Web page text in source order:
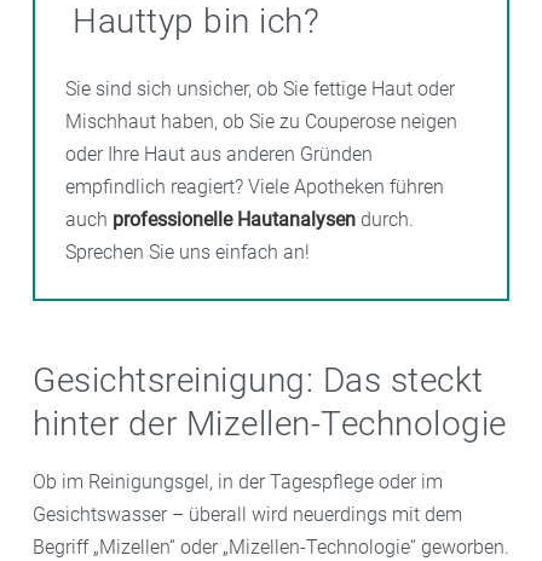
Hauttyp bin ich?
Sie sind sich unsicher, ob Sie fettige Haut oder
Mischhaut haben, ob Sie zu Couperose neigen
oder Ihre Haut aus anderen Gründen
empfindlich reagiert? Viele Apotheken führen
auch professionelle Hautanalysen durch.
Sprechen Sie uns einfach an!
Gesichtsreinigung: Das steckt
hinter der Mizellen-Technologie
Ob im Reinigungsgel, in der Tagespflege oder im
Gesichtswasser – überall wird neuerdings mit dem
Begriff „Mizellen“ oder „Mizellen-Technologie“ geworben.